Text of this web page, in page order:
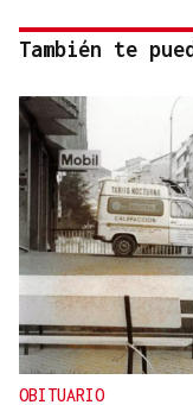
También te
OBITUARIO